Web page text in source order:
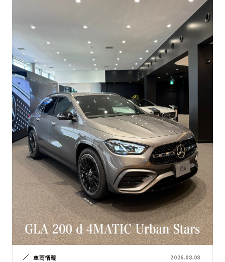
車両情報 2026.08.08